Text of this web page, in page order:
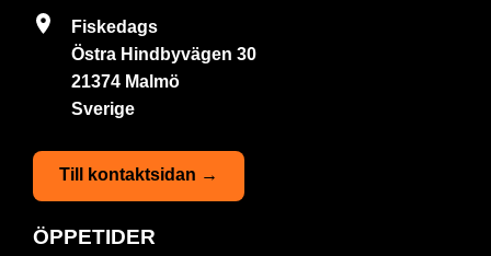
Fiskedags
Östra Hindbyvägen 30
21374 Malmö
Sverige
Till kontaktsidan →
ÖPPETIDER